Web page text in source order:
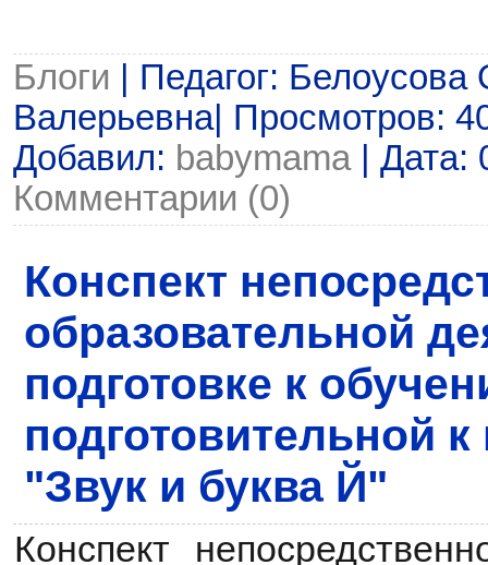
Блоги | Педагог: Белоусова
Валерьевна| Просмотров:
Добавил: babymama| Дата:
Комментарии (0)
Конспект
образовательной
подготовке к
подготовительной
"Звук и буква Й"
Конспект